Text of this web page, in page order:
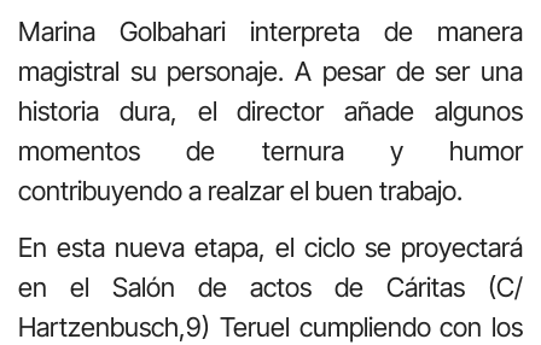
Marina Golbahari interpreta de manera
magistral su personaje. A pesar de ser una
historia dura, el director añade algunos
momentos de ternura y humor
contribuyendo a realzar el buen trabajo.
En esta nueva etapa, el ciclo se proyectará
en el Salón de actos de Cáritas (C/
Hartzenbusch,9) Teruel cumpliendo con los